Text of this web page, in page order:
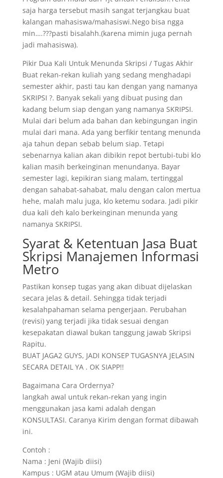
saja harga tersebut masih sangat terjangkau buat
kalangan mahasiswa/mahasiswi.Nego bisa ngga
min….???pasti bisalahh.(karena mimin juga pernah
jadi mahasiswa).
Pikir Dua Kali Untuk Menunda Skripsi / Tugas Akhir
Buat rekan-rekan kuliah yang sedang menghadapi
semester akhir, pasti tau kan dengan yang namanya
SKRIPSI ?. Banyak sekali yang dibuat pusing dan
kadang belum siap dengan yang namanya SKRIPSI.
Mulai dari belum ada bahan dan kebingungan ingin
mulai dari mana. Ada yang berfikir tentang menunda
aja tahun depan sebab belum siap. Tetapi
sebenarnya kalian akan dibikin repot bertubi-tubi klo
kalian masih berkeinginan menundanya. Bayar
semester lagi, kepikiran siang malam, tertinggal
dengan sahabat-sahabat, malu dengan calon mertua
hehe, malah malu juga, klo ketemu sodara. Jadi pikir
dua kali deh kalo berkeinginan menunda yang
namanya SKRIPSI.
Syarat & Ketentuan Jasa Buat
Skripsi Manajemen Informasi
Metro
Pastikan konsep tugas yang akan dibuat dijelaskan
secara jelas & detail. Sehingga tidak terjadi
kesalahpahaman selama pengerjaan. Perubahan
(revisi) yang terjadi jika tidak sesuai dengan
kesepakatan diawal bukan tanggung jawab Skripsi
Rapitu.
BUAT JAGA2 GUYS, JADI KONSEP TUGASNYA JELASIN
SECARA DETAIL YA . OK SIAPP!!
Bagaimana Cara Ordernya?
langkah awal untuk rekan-rekan yang ingin
menggunakan jasa kami adalah dengan
KONSULTASI. Caranya Kirim dengan format dibawah
ini.
Contoh :
Nama : Jeni (Wajib diisi)
Kampus : UGM atau Umum (Wajib diisi)